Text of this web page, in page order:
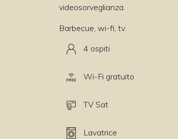
videosorveglianza.
Barbecue, wi-fi, tv.
4 ospiti
Wi-Fi gratuito
TV Sat
Lavatrice